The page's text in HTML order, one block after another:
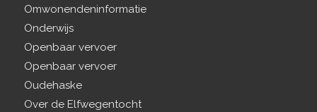
Omwonendeninformatie
Onderwijs
Openbaar vervoer
Openbaar vervoer
Oudehaske
Over de Elfwegentocht